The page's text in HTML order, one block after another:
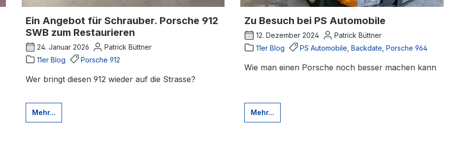
Ein Angebot für Schrauber. Porsche 912
SWB zum Restaurieren
24. Januar 2026
Patrick Büttner
11er Blog
Porsche 912
Wer bringt diesen 912 wieder auf die Strasse?
Mehr...
Zu Besuch bei PS Automobile
12. Dezember 2024
Patrick Büttner
11er Blog
PS Automobile Backdate Porsche 964
Wie man einen Porsche noch besser machen kann
Mehr...